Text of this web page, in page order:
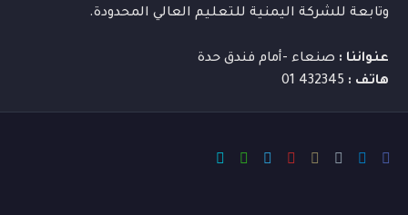
وتابعة للشركة اليمنية للتعليم العالي المحدودة.
عنواننا : صنعاء -أمام فندق حدة
هاتف :